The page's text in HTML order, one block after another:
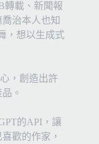
轉載、新聞報
治本人也知
，想以生成式
，創造出許
。
的API，讓
歡的作家，